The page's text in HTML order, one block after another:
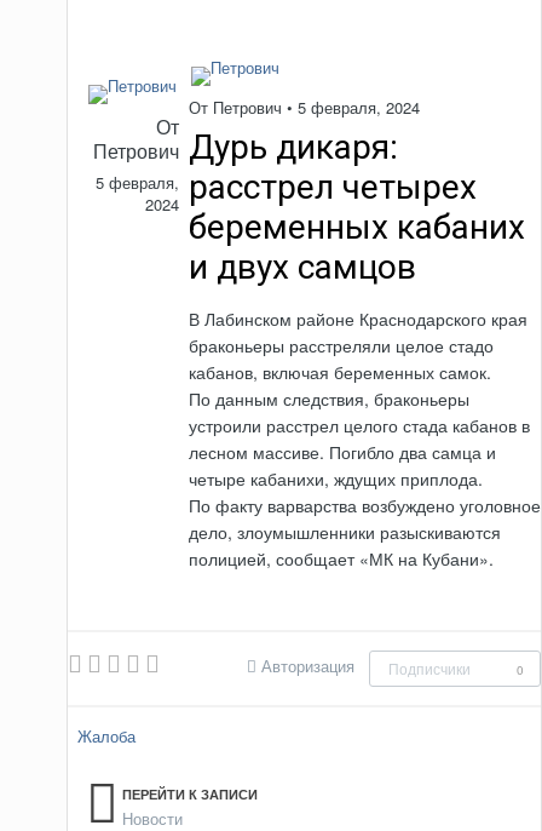
От
Петрович
5 февраля,
2024
От Петрович •5 февраля, 2024
Дурь дикаря:
расстрел четырех
беременных кабаних
и двух самцов
В Лабинском районе Краснодарского края
браконьеры расстреляли целое стадо
кабанов, включая беременных самок.
По данным следствия, браконьеры
устроили расстрел целого стада кабанов в
лесном массиве. Погибло два самца и
четыре кабанихи, ждущих приплода.
По факту варварства возбуждено уголовное
дело, злоумышленники разыскиваются
полицией, сообщает «МК на Кубани».
Авторизация Подписчики 0
Жалоба
ПЕРЕЙТИ К ЗАПИСИ
Новости